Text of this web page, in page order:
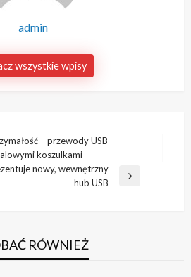
admin
wszystkie wpisy
– przewody USB
koszulkami
nowy, wewnętrzny
hub USB
RÓWNIEŻ